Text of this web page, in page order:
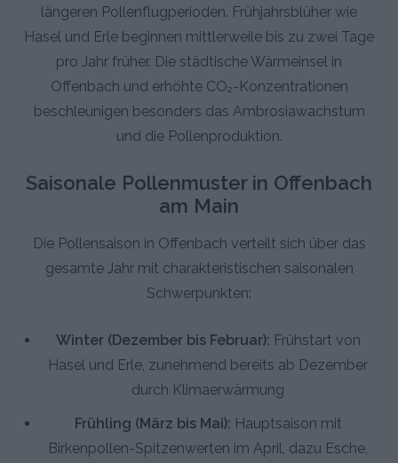
längeren Pollenflugperioden. Frühjahrsblüher wie
Hasel und Erle beginnen mittlerweile bis zu zwei Tage
pro Jahr früher. Die städtische Wärmeinsel in
Offenbach und erhöhte CO₂-Konzentrationen
beschleunigen besonders das Ambrosiawachstum
und die Pollenproduktion.
Saisonale Pollenmuster in Offenbach
am Main
Die Pollensaison in Offenbach verteilt sich über das
gesamte Jahr mit charakteristischen saisonalen
Schwerpunkten:
Winter (Dezember bis Februar): Frühstart von
Hasel und Erle, zunehmend bereits ab Dezember
durch Klimaerwärmung
Frühling (März bis Mai): Hauptsaison mit
Birkenpollen-Spitzenwerten im April, dazu Esche,